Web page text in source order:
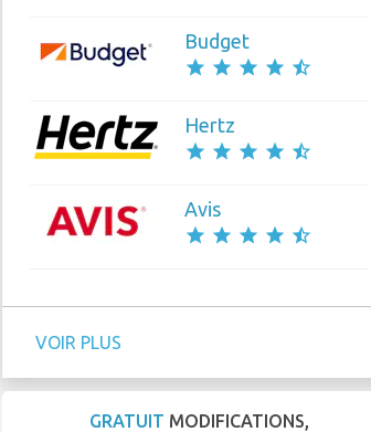
Budget
star star star star star_half
Hertz
star star star star star_half
Avis
star star star star star_half
VOIR PLUS
GRATUIT MODIFICATIONS,